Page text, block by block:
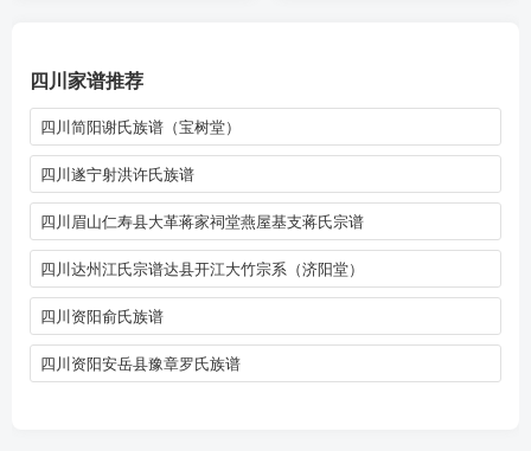
四川家谱推荐
四川简阳谢氏族谱（宝树堂）
四川遂宁射洪许氏族谱
四川眉山仁寿县大革蒋家祠堂燕屋基支蒋氏宗谱
四川达州江氏宗谱达县开江大竹宗系（济阳堂）
四川资阳俞氏族谱
四川资阳安岳县豫章罗氏族谱